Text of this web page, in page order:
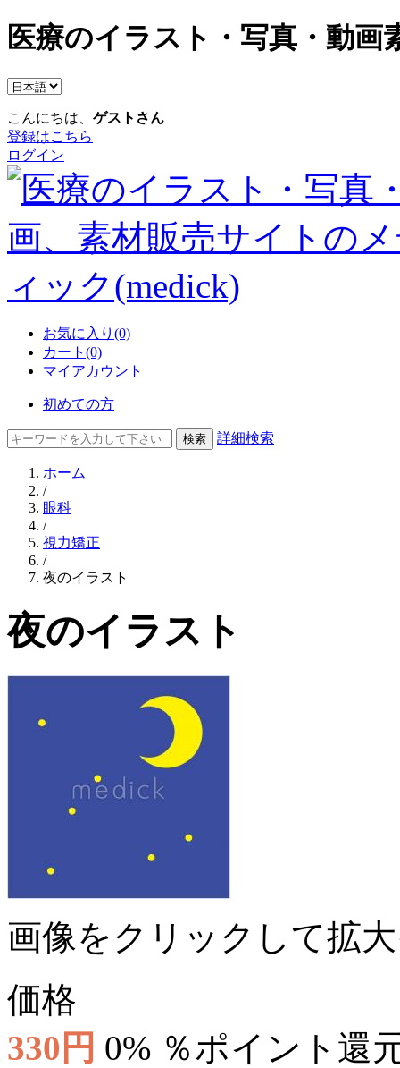
医療のイラスト・写真・動画
こんにちは、 ゲストさん
登録はこちら
ログイン
お気に入り(0)
カート(0)
マイアカウント
初めての方
詳細検索
ホーム
/
眼科
/
視力矯正
/
夜のイラスト
夜のイラスト
画像をクリックして拡
価格
330円 0% ％ポイント還